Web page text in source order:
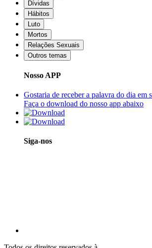
Dívidas
Hábitos
Luto
Mortos
Relações Sexuais
Outros temas
Nosso APP
Gostaria de receber a palavra do dia em
Faça o download do nosso app abaixo
Siga-nos